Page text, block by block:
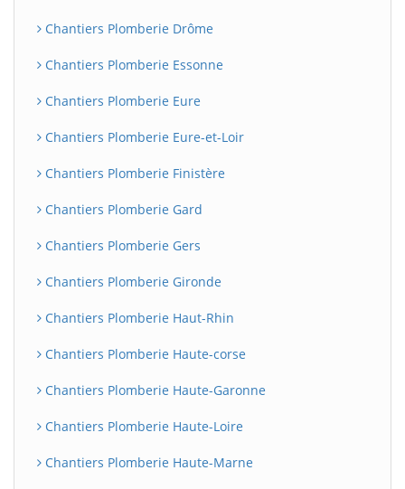
Chantiers Plomberie Drôme
Chantiers Plomberie Essonne
Chantiers Plomberie Eure
Chantiers Plomberie Eure-et-Loir
Chantiers Plomberie Finistère
Chantiers Plomberie Gard
Chantiers Plomberie Gers
Chantiers Plomberie Gironde
Chantiers Plomberie Haut-Rhin
Chantiers Plomberie Haute-corse
Chantiers Plomberie Haute-Garonne
Chantiers Plomberie Haute-Loire
Chantiers Plomberie Haute-Marne